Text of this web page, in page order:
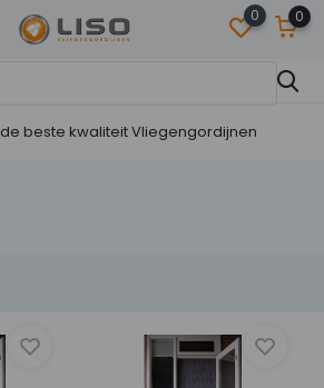
0 0
de beste kwaliteit Vliegengordijnen